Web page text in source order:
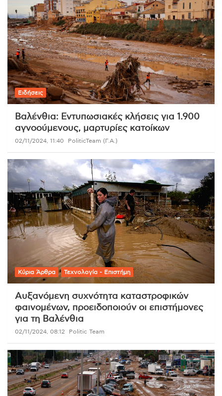
Ειδήσεις
Βαλένθια: Εντυπωσιακές κλήσεις για 1.900
αγνοούμενους, μαρτυρίες κατοίκων
02/11/2024, 11:40 PoliticTeam (Γ.Α.)
Κύρια Άρθρα Τεχνολογία - Επιστήμη
Αυξανόμενη συχνότητα καταστροφικών
φαινομένων, προειδοποιούν οι επιστήμονες
για τη Βαλένθια
02/11/2024, 08:12 Politic Team